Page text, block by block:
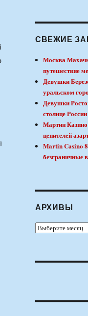
СВЕЖИЕ
Москва
путешествие
Девушки
уральском
Девушки
столице России
Мартин
ценителей
Martin Casino
безграничные
АРХИВЫ
Архивы